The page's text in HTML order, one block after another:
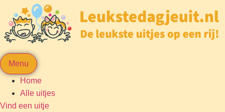
Menu
Home
Alle uitjes
Vind een uitje